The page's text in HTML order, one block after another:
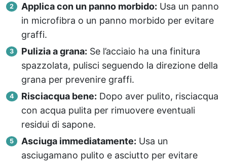
Applica con un panno morbido: Usa un panno
in microfibra o un panno morbido per evitare
graffi.
Pulizia a grana: Se l’acciaio ha una finitura
spazzolata, pulisci seguendo la direzione della
grana per prevenire graffi.
Risciacqua bene: Dopo aver pulito, risciacqua
con acqua pulita per rimuovere eventuali
residui di sapone.
Asciuga immediatamente: Usa un
asciugamano pulito e asciutto per evitare